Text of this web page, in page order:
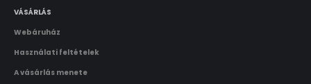
VÁSÁRLÁS
Webáruház
Használati feltételek
A vásárlás menete